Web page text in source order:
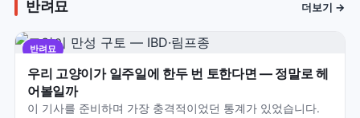
반려묘 더보기 →
반려묘
우리 고양이가 일주일에 한두 번 토한다면 — 정말로 헤
어볼일까
이 기사를 준비하며 가장 충격적이었던 통계가 있었습니다.